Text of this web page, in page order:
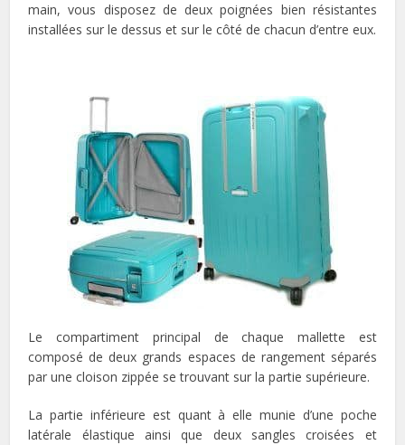
main, vous disposez de deux poignées bien résistantes
installées sur le dessus et sur le côté de chacun d’entre eux.
Le compartiment principal de chaque mallette est
composé de deux grands espaces de rangement séparés
par une cloison zippée se trouvant sur la partie supérieure.
La partie inférieure est quant à elle munie d’une poche
latérale élastique ainsi que deux sangles croisées et